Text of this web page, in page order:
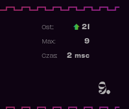
9.
Ost.: 21
9
Max:
2 msc
Czas: